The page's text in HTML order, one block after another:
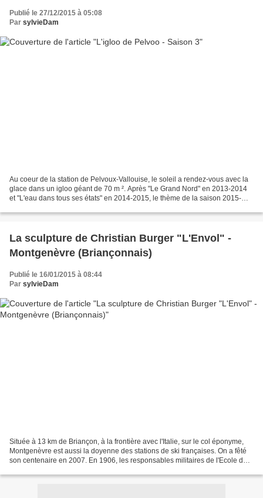
Publié le 27/12/2015 à 05:08
Par sylvieDam
Au coeur de la station de Pelvoux-Vallouise, le soleil a rendez-vous avec la
glace dans un igloo géant de 70 m ². Après "Le Grand Nord" en 2013-2014
et "L'eau dans tous ses états" en 2014-2015, le thème de la saison 2015-
La sculpture de Christian Burger "L'Envol" -
Montgenèvre (Briançonnais)
Publié le 16/01/2015 à 08:44
Par sylvieDam
Située à 13 km de Briançon, à la frontière avec l'Italie, sur le col éponyme,
Montgenèvre est aussi la doyenne des stations de ski françaises. On a fêté
son centenaire en 2007. En 1906, les responsables militaires de l'Ecole du